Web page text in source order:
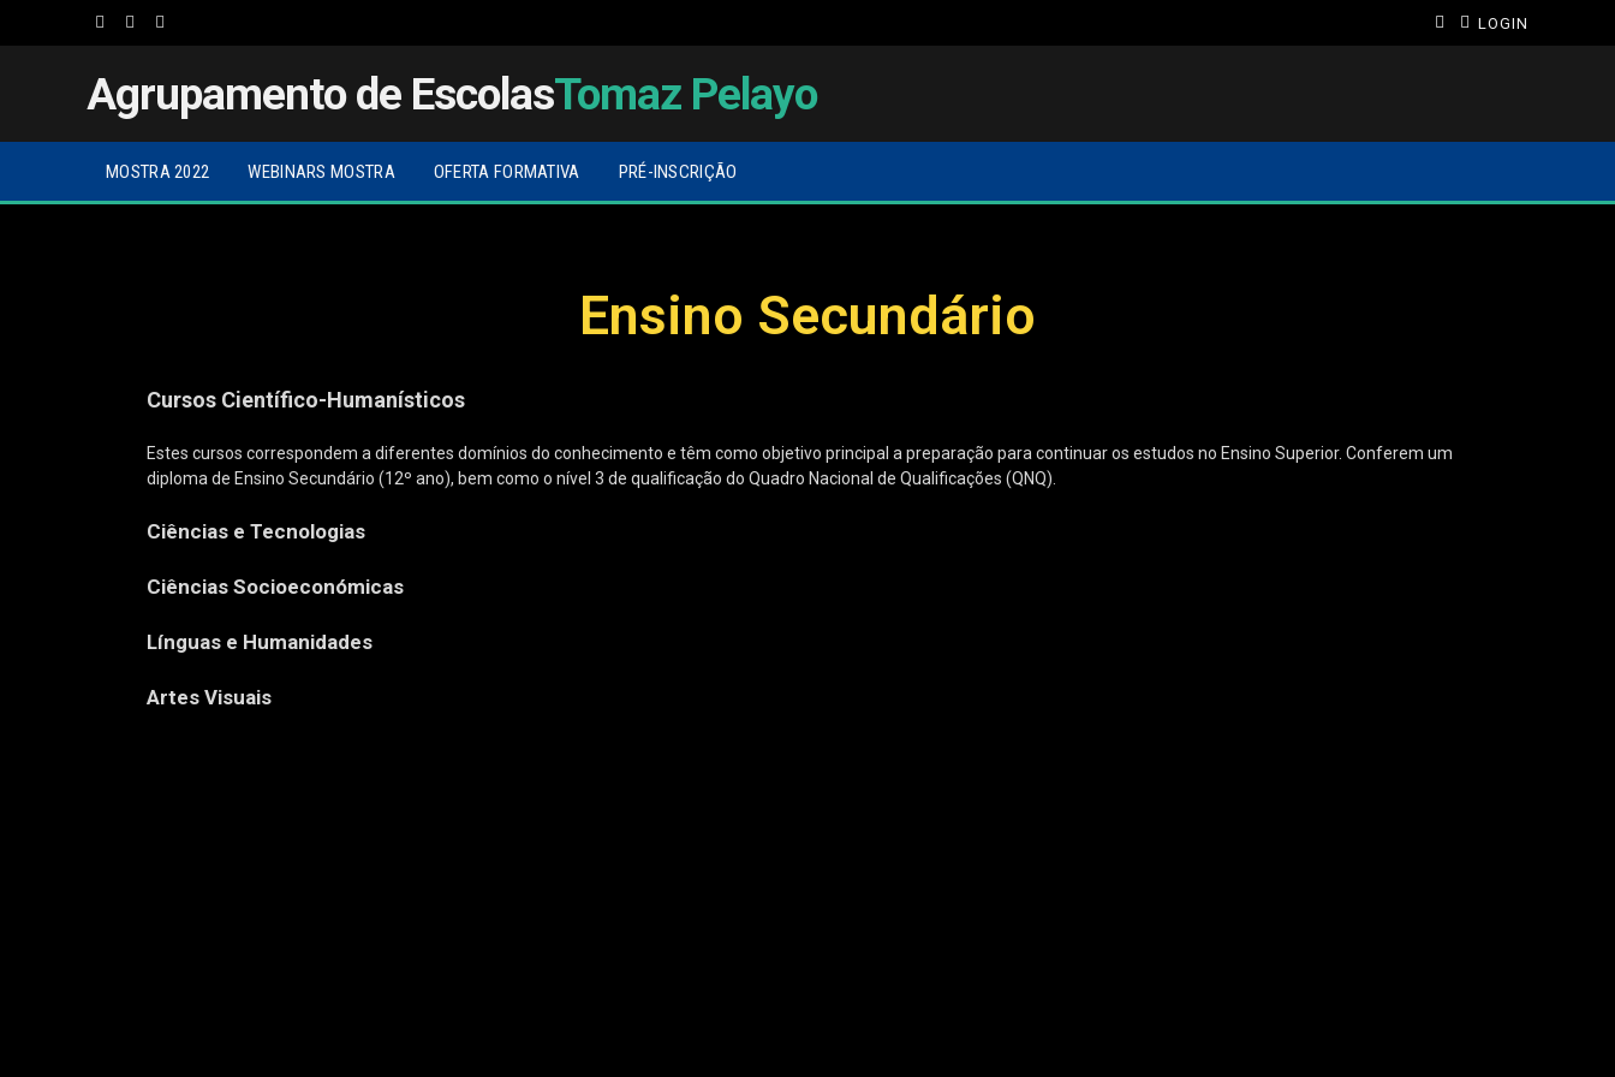
Facebook
TwitterInstagram
LOGIN
Agrupamento de EscolasTomaz Pelayo
MOSTRA 2022 WEBINARS MOSTRA OFERTA FORMATIVA PRÉ-INSCRIÇÃO
Ensino Secundário
Cursos Científico-Humanísticos
Estes cursos correspondem a diferentes domínios do conhecimento e têm como objetivo principal a preparação para continuar os estudos no Ensino Superior. Conferem um
diploma de Ensino Secundário (12º ano), bem como o nível 3 de qualificação do Quadro Nacional de Qualificações (QNQ).
Ciências e Tecnologias
Ciências Socioeconómicas
Línguas e Humanidades
Artes Visuais